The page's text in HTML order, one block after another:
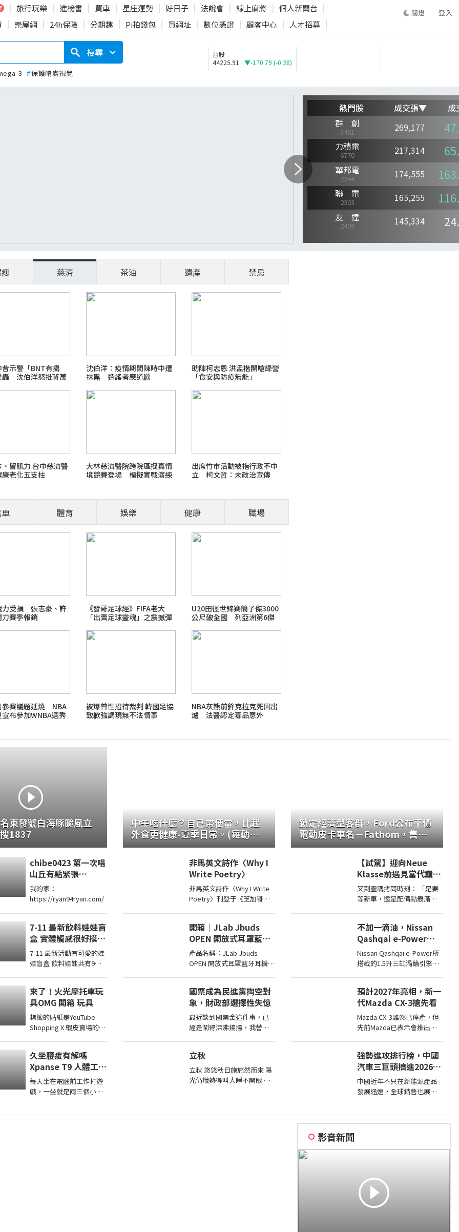
旅行玩樂 進榜書 買車 星座運勢 好日子 法說會 線上麻將
個人新聞台
樂屋網 24h保險 分期趣 Pi拍錢包 買網址 數位憑證 顧客中心 人才招募
登入
登入
搜尋
3 #保護暗處視覺
台股
44225.91
▼-170.79 (-0.38)
職場菜鳥生存
2026 FIFA世界盃足球賽
最新霸凌新聞事件！零容忍
慈濟 茶油 遺產 禁忌
示警「BNT有掮
轟 沈伯洋怒批蔣萬
沈伯洋：疫情期間陳時中遭
抹黑 造謠者應道歉
助陣柯志恩 洪孟楷開嗆綠營
「食安與防疫無能」
留肌力 台中慈濟醫
老化五支柱
大林慈濟醫院跨院區擬真情
境競賽登場 模擬實戰演練
提升醫療品質
出席竹市活動被指行政不中
立 柯文哲：未政治宣傳
體育 娛樂 健康 職場
力受損 張志豪、許
賽季報銷
《發哥足球經》FIFA老大
「出賣足球靈魂」之震撼彈
U20田徑世錦賽簡子傑3000
公尺破全國 列亞洲第6傑
參賽議題延燒 NBA
布參加WNBA選秀
被爆曾性招待裁判 韓國足協
致歉強調現無不法情事
NBA灰熊前鋒克拉克死因出
爐 法醫認定毒品意外
東發號白海豚颱風立
1837
chibe0423 第一次唱
山丘有點緊張
vtuber 台v 圖奇
我的家：
https://ryan94ryan.com/
7-11 最新飲料娃娃盲
盒 實體觸感很好摸你
想抽中哪一款
7-11 最新活動有可愛的娃
娃盲盒 飲料娃娃共有9款
的，大尺寸吊環掛在包包
...
來了！火光摩托車玩
具OMG 開箱 玩具
標籤的貼紙是YouTube
Shopping X 蝦皮賣場的商
官方認證賣家不一定都是
我購買 ...
久坐腰痠有解嗎
Xpanse T9 人體工學
椅實坐體驗動態腰靠
6D扶手22檔調整
每天坐在電腦前工作打遊
戲，一坐就是兩三個小
中午吃什麼？自己帶便當，比起
外食更健康-夏季日常。(舞動馬
尾廚房)
非馬英文詩作〈Why I
Write Poetry〉
非馬英文詩作〈Why I Write
Poetry〉刊登于《芝加哥时
開箱｜JLab Jbuds
OPEN 開放式耳罩藍牙
耳機 - 設計美學，輕
巧、透氣、環境音全物
產品名稱：JLab Jbuds
OPEN 開放式耳罩藍牙耳機
非常有特色，值得喜愛美型
工
國票成為民進黨掏空對
象，財政部選擇性失憶
最近談到國票金這件事，已
經是鬧得沸沸揚揚，我替許
想要國庫通黨庫，鬧出最大
的醜
立秋
立秋 悠悠秋日施施然而來 陽
光仍熾熱得叫人睜不開眼 荷
鎖定經濟型客群，Ford公布平價
電動皮卡車名－Fathom，售價
2.8萬美元起
【試駕】迎向Neue
Klasse前遇見當代巔峰
— BMW X5 / X6 鉑金版
璀璨登場
又到靈魂拷問時刻： 「是要
等新車，還是配備點最滿鉑
彿有了理直氣壯答案。
不加一滴油，Nissan
Qashqai e‑Power一
桶油跑1,980公里創金
氏世界紀錄
Nissan Qashqai e‑Power所
搭載的1.5升三缸渦輪引擎主
油，這也讓Qashqai
e‑Power擁有高效的里程表
現，日前就創下非純電與
PHEV行駛里程最高金氏世界
預計2027年亮相，新一
代Mazda CX-3搶先看
Mazda CX-3雖然已停產，但
先前Mazda已表示會推出下
了新一代CX-3。
強勢進攻排行榜，中國
汽車三巨頭擠進2026年
上半年銷售排名前10
中國近年不只在新能源產品
發展迅速，全球銷售也展現
利進入前10名，不過今年上
影音新聞